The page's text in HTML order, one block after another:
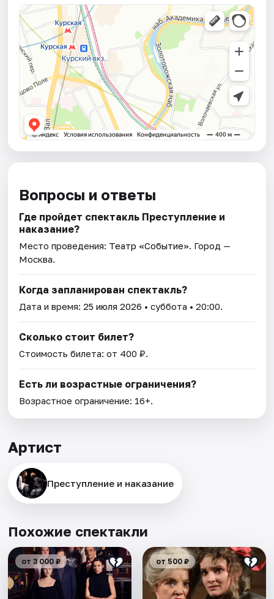
Вопросы и ответы
Где пройдет спектакль Преступление и
наказание?
Место проведения: Театр «Событие». Город —
Москва.
Когда запланирован спектакль?
Дата и время:25 июля 2026 • суббота • 20:00.
Сколько стоит билет?
Стоимость билета: от 400 ₽.
Есть ли возрастные ограничения?
Возрастное ограничение: 16+.
Артист
Преступление и наказание
Похожие спектакли
от 3 000 ₽ от 500 ₽